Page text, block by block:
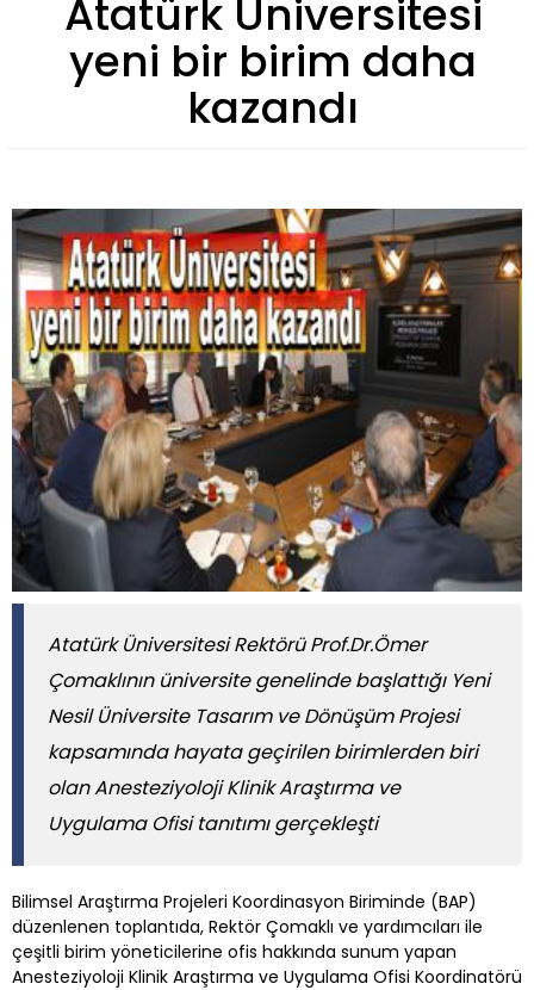
Atatürk Üniversitesi
yeni bir birim daha
kazandı
Atatürk Üniversitesi Rektörü Prof.Dr.Ömer
Çomaklının üniversite genelinde başlattığı Yeni
Nesil Üniversite Tasarım ve Dönüşüm Projesi
kapsamında hayata geçirilen birimlerden biri
olan Anesteziyoloji Klinik Araştırma ve
Uygulama Ofisi tanıtımı gerçekleşti
Bilimsel Araştırma Projeleri Koordinasyon Biriminde (BAP)
düzenlenen toplantıda, Rektör Çomaklı ve yardımcıları ile
çeşitli birim yöneticilerine ofis hakkında sunum yapan
Anesteziyoloji Klinik Araştırma ve Uygulama Ofisi Koordinatörü